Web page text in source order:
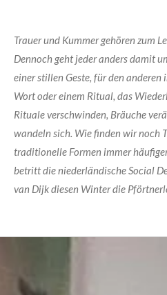
Trauer und Kummer gehören zum
Dennoch geht jeder anders damit
einer stillen Geste, für den anderen
Wort oder einem Ritual, das
Rituale verschwinden, Bräuche
wandeln sich. Wie finden wir noch
traditionelle Formen immer
betritt die niederländische Social
van Dijk diesen Winter die